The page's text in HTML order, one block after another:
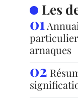
Les
arnaques